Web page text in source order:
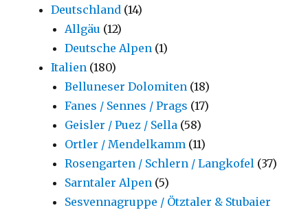
Deutschland (14)
Allgäu (12)
Deutsche Alpen (1)
Italien (180)
Belluneser Dolomiten (18)
Fanes / Sennes / Prags (17)
Geisler / Puez / Sella (58)
Ortler / Mendelkamm (11)
Rosengarten / Schlern / Langkofel (37)
Sarntaler Alpen (5)
Sesvennagruppe / Ötztaler & Stubaier